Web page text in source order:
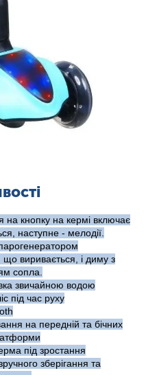
на кнопку на кермі включає
наступне - мелодії.
виривається, і диму з
сопла.
звичайною водою
під час руху
на передній та бічних
під зростання
зберігання та